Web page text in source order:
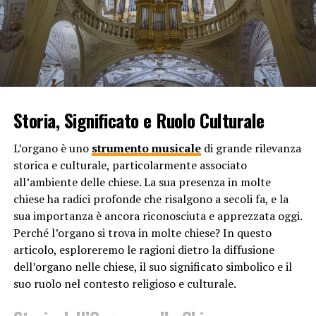
L’Effetto del Battito della Musica sul Cuore Umano
Uno studio condotto dal Dipartimento di Psicologia
dell’Università di Londra ha dimostrato che durante un
concerto, il battito cardiaco delle persone tende a
fenomeno è noto come “entrainment” cardiaco-
musicale, dove il cuore segue il ritmo della musica in
modo spontaneo. L’entusiasmo e l’energia del pubblico
possono amplificare questo effetto, creando una
sincronizzazione collettiva che rende l’esperienza del
concerto ancora più intensa e coinvolgente.
La Risposta Emotiva e il Legame Sociale
La sincronizzazione del battito cardiaco durante un
concerto non è solo un evento fisiologico; è anche una
persone. La musica può creare un senso di comunità,
Storia, Significato e Ruolo Culturale
L’organo è uno strumento musicaledi grande rilevanza
storica e culturale, particolarmente associato
all’ambiente delle chiese. La sua presenza in molte
chiese ha radici profonde che risalgono a secoli fa, e la
sua importanza è ancora riconosciuta e apprezzata oggi.
Perché l’organo si trova in molte chiese? In questo
articolo, esploreremo le ragioni dietro la diffusione
dell’organo nelle chiese, il suo significato simbolico e il
suo ruolo nel contesto religioso e culturale.